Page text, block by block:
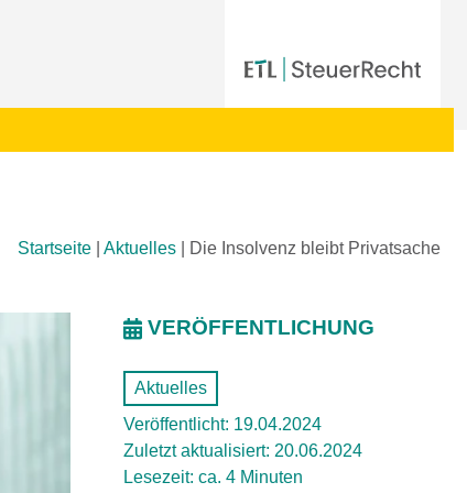
Startseite Aktuelles Die Insolvenz bleibt Privatsache
VERÖFFENTLICHUNG
Aktuelles
Veröffentlicht: 19.04.2024
Zuletzt aktualisiert: 20.06.2024
Lesezeit: ca. 4 Minuten